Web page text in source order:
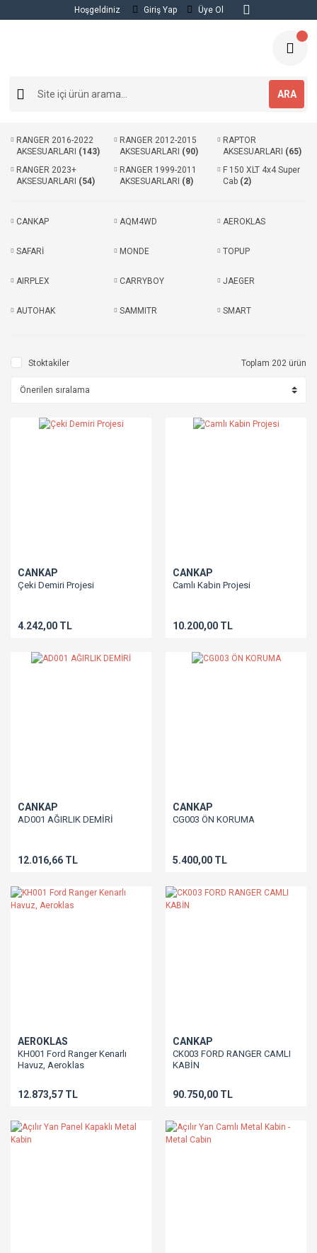
Hoşgeldiniz Giriş Yap Üye Ol
ARA
RANGER 2016-2022
AKSESUARLARI (143)
RANGER 2012-2015
AKSESUARLARI (90)
RAPTOR
AKSESUARLARI (65)
RANGER 2023+
AKSESUARLARI (54)
RANGER 1999-2011
AKSESUARLARI (8)
F 150 XLT 4x4 Super
Cab (2)
CANKAP AQM4WD AEROKLAS
SAFARİ MONDE TOPUP
AIRPLEX CARRYBOY JAEGER
AUTOHAK SAMMITR SMART
Stoktakiler Toplam 202 ürün
CANKAP
Çeki Demiri Projesi
4.242,00 TL
CANKAP
Camlı Kabin Projesi
10.200,00 TL
CANKAP
AD001 AĞIRLIK DEMİRİ
12.016,66 TL
CANKAP
CG003 ÖN KORUMA
5.400,00 TL
AEROKLAS
KH001 Ford Ranger Kenarlı
Havuz, Aeroklas
12.873,57 TL
CANKAP
CK003 FORD RANGER CAMLI
KABİN
90.750,00 TL